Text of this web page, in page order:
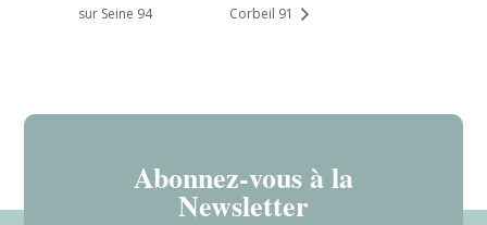
sur Seine 94
Corbeil 91
Abonnez-vous à la
Newsletter